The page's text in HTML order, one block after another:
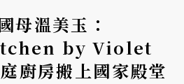
母溫美玉：
by Violet
廚房搬上國家殿堂